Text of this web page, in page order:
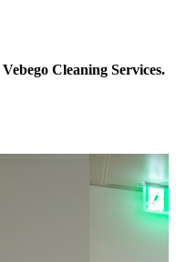
Cleaning Services.